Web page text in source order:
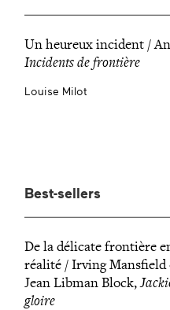
Un heureux incident /
Incidents de frontière
Louise Milot
Best-sellers
De la délicate frontière
réalité / Irving Mansfield
Jean Libman Block,
gloire